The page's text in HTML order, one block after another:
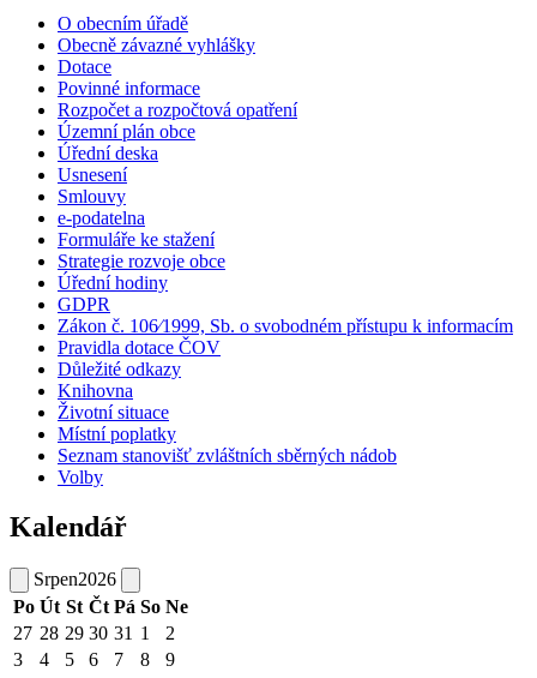
O obecním úřadě
Obecně závazné vyhlášky
Dotace
Povinné informace
Rozpočet a rozpočtová opatření
Územní plán obce
Úřední deska
Usnesení
Smlouvy
e-podatelna
Formuláře ke stažení
Strategie rozvoje obce
Úřední hodiny
GDPR
Zákon č. 106⁄1999, Sb. o svobodném přístupu k informacím
Pravidla dotace ČOV
Důležité odkazy
Knihovna
Životní situace
Místní poplatky
Seznam stanovišť zvláštních sběrných nádob
Volby
Kalendář
Srpen2026
Po Út St Čt Pá So Ne
27 28 29 30 31 1
2
3
4 5 6 7 8
9